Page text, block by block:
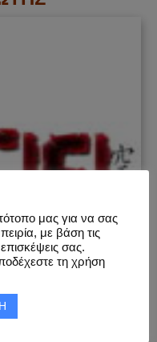
μας για να σας
με βάση τις
σας.
τη χρήση